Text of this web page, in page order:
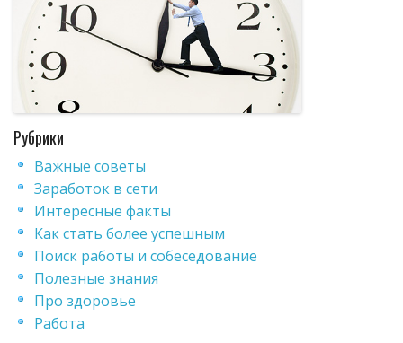
Рубрики
Важные советы
Заработок в сети
Интересные факты
Как стать более успешным
Поиск работы и собеседование
Полезные знания
Про здоровье
Работа